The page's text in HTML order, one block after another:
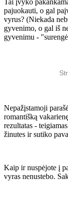
pajuokauti, o gal
vyrus? (Niekada
gyvenimo, o gal iš
gyvenimu -
Nepažįstamoji
romantišką
rezultatas -
žinutes ir sutiko
Kaip ir nuspėjote į
vyras nenustebo.